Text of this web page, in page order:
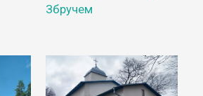
Збручем